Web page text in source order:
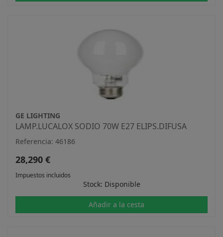
GE LIGHTING
LAMP.LUCALOX SODIO 70W E27 ELIPS.DIFUSA
Referencia: 46186
28,290 €
Impuestos incluidos
Stock: Disponible
Añadir a la cesta